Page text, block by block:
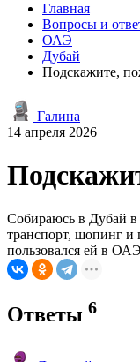
Главная
Вопросы и
ОАЭ
Дубай
Подскажите,
Галина
14 апреля 2026
Собираюсь в Дубай в
транспорт, шопинг и
пользовался ей в
Ответы 6